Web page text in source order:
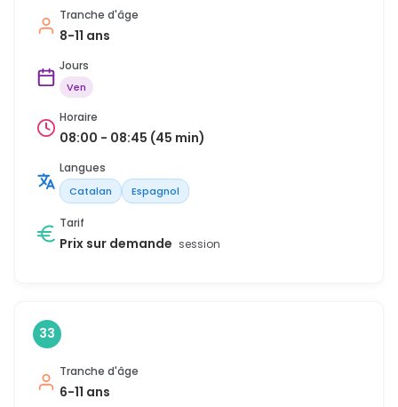
Tranche d'âge
8-11 ans
Jours
Ven
Horaire
08:00 - 08:45 (45 min)
Langues
Catalan Espagnol
Tarif
Prix sur demande session
33
Tranche d'âge
6-11 ans